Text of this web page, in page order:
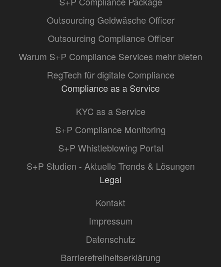
Outsourcing Geldwäsche Officer
Outsourcing Compliance Officer
Warum S+P Compliance Services mehr bieten
RegTech für digitale Compliance
Compliance as a Service
KYC as a Service
S+P Compliance Monitoring
S+P Whistleblowing Portal
S+P Studien - Aktuelle Trends & Lösungen
Legal
Kontakt
Impressum
Datenschutz
Barrierefreiheitserklärung